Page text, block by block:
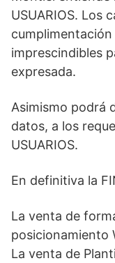
USUARIOS. Los
imprescindibles
expresada.
Asimismo podrá
datos, a los
USUARIOS.
En definitiva la
La venta de
posicionamiento
La venta de